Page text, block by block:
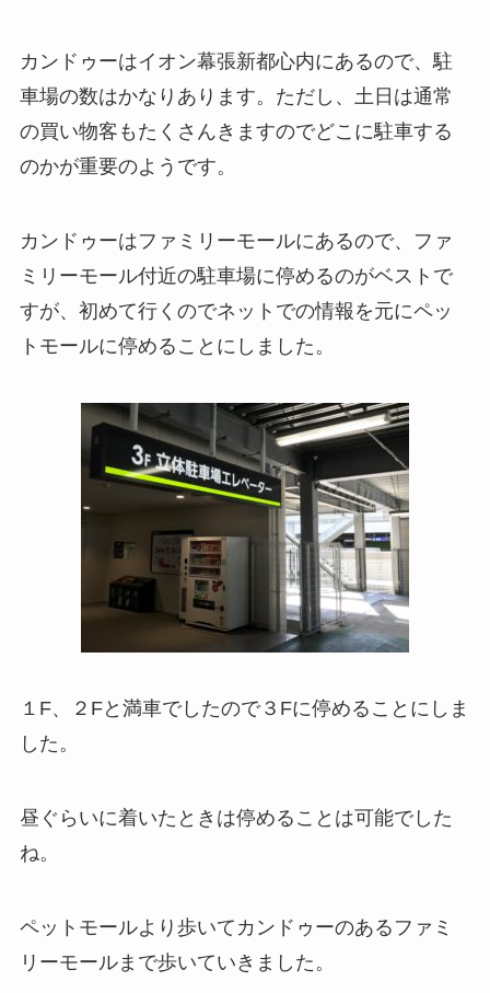
カンドゥーはイオン幕張新都心内にあるので、駐
車場の数はかなりあります。ただし、土日は通常
の買い物客もたくさんきますのでどこに駐車する
のかが重要のようです。
カンドゥーはファミリーモールにあるので、ファ
ミリーモール付近の駐車場に停めるのがベストで
すが、初めて行くのでネットでの情報を元にペッ
トモールに停めることにしました。
１F、２Fと満車でしたので３Fに停めることにしま
した。
昼ぐらいに着いたときは停めることは可能でした
ね。
ペットモールより歩いてカンドゥーのあるファミ
リーモールまで歩いていきました。